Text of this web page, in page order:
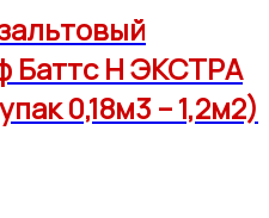
Баттс Н ЭКСТРА
0,18м3 – 1,2м2)